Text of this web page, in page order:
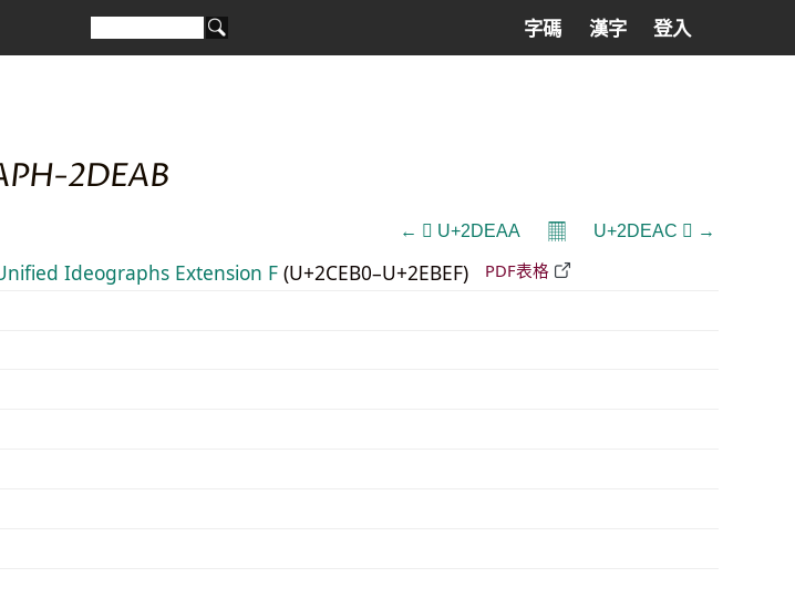
字碼 漢字 登入
2DEAB
← 𭺪 U+2DEAA 𝄜 U+2DEAC 𭺬 →
Ideographs Extension F (U+2CEB0–U+2EBEF) PDF表格